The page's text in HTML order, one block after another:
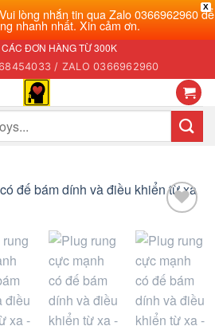
X
lòng nhắn tin qua Zalo 0366962960 để
nhanh nhất. Xin cảm ơn.
ĐƠN HÀNG TỪ 300K
/ ZALO 0366962960
wishlist